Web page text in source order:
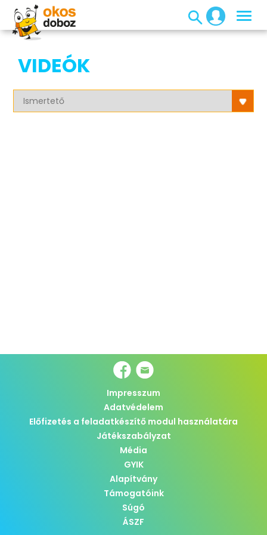
VIDEÓK
Impresszum
Adatvédelem
Előfizetés a feladatkészítő modul használatára
Játékszabályzat
Média
GYIK
Alapítvány
Támogatóink
Súgó
ÁSZF